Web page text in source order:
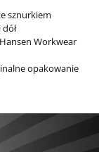
sznurkiem
Workwear
opakowanie